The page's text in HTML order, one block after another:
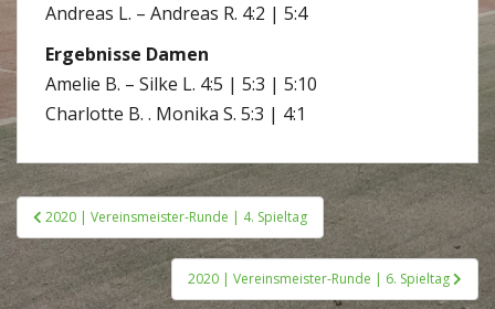
Andreas L. – Andreas R. 4:2 | 5:4
Ergebnisse Damen
Amelie B. – Silke L. 4:5 | 5:3 | 5:10
Charlotte B. . Monika S. 5:3 | 4:1
Beitragsnavigation
2020 | Vereinsmeister-Runde | 4. Spieltag
2020 | Vereinsmeister-Runde | 6. Spieltag